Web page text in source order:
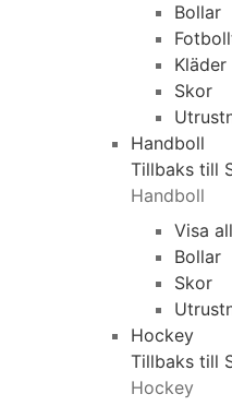
Bollar
Kläder
Skor
Handboll
Tillbaks till
Handboll
Visa
Bollar
Skor
Hockey
Tillbaks till
Hockey